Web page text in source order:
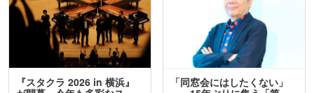
『スタクラ 2026 in 横浜』
「同窓会にはしたくない」